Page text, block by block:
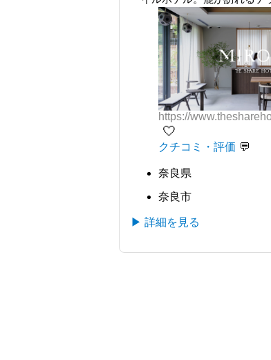
https://
🤍
クチコミ・評価
奈良県
奈良市
▶ 詳細を見る